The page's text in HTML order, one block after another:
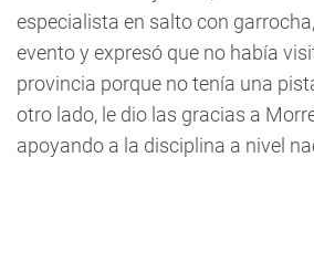
especialista en salto con
evento y expresó que no había
provincia porque no tenía una
otro lado, le dio las gracias a
apoyando a la disciplina a nivel